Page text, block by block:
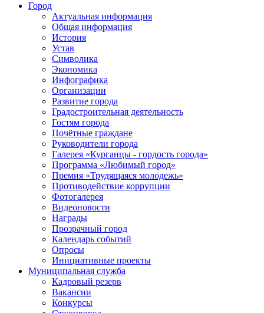
Город
Актуальная информация
Общая информация
История
Устав
Символика
Экономика
Инфографика
Организации
Развитие города
Градостроительная деятельность
Гостям города
Почётные граждане
Руководители города
Галерея «Курганцы - гордость города»
Программа «Любимый город»
Премия «Трудящаяся молодежь»
Противодействие коррупции
Фотогалерея
Видеоновости
Награды
Прозрачный город
Календарь событий
Опросы
Инициативные проекты
Муниципальная служба
Кадровый резерв
Вакансии
Конкурсы